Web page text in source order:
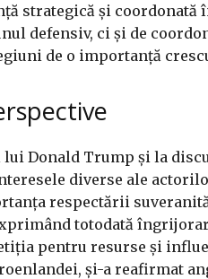
strategică și coordonată
defensiv, ci și de
de o importanță
Donald Trump și la
diverse ale
respectării
totodată
pentru resurse și
și-a reafirmat